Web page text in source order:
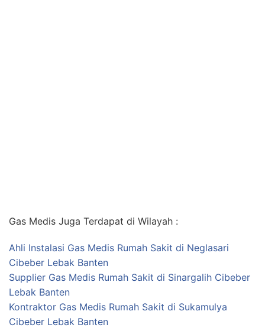
Gas Medis Juga Terdapat di Wilayah :
Ahli Instalasi Gas Medis Rumah Sakit di Neglasari
Cibeber Lebak Banten
Supplier Gas Medis Rumah Sakit di Sinargalih Cibeber
Lebak Banten
Kontraktor Gas Medis Rumah Sakit di Sukamulya
Cibeber Lebak Banten